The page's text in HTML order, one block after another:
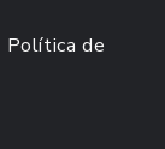
Política de